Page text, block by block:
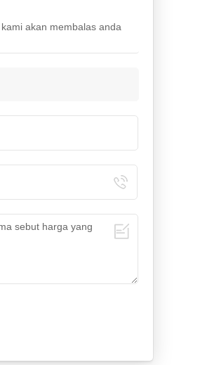
akan membalas anda